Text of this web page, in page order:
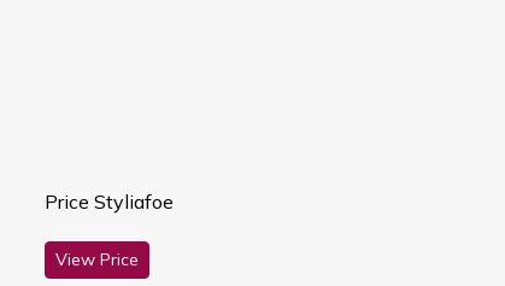
Price Styliafoe
View Price